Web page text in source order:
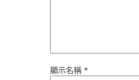
顯示名稱 *